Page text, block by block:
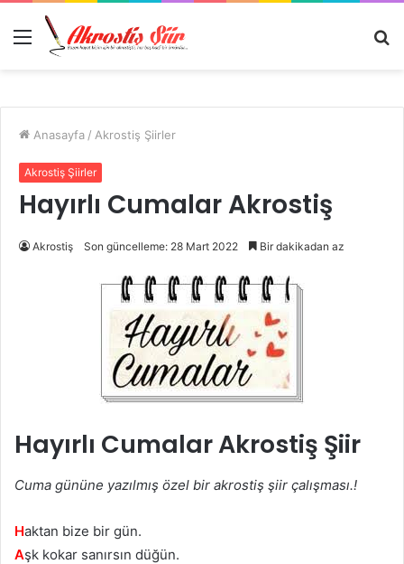
Menü
Anasayfa / Akrostiş Şiirler
Akrostiş Şiirler
Hayırlı Cumalar Akrostiş
Akrostiş Son güncelleme: 28 Mart 2022 Bir dakikadan az
Hayırlı Cumalar Akrostiş Şiir
Cuma gününe yazılmış özel bir akrostiş şiir çalışması.!
Haktan bize bіr gün.
Aşk kokar ѕanırѕın düğün.